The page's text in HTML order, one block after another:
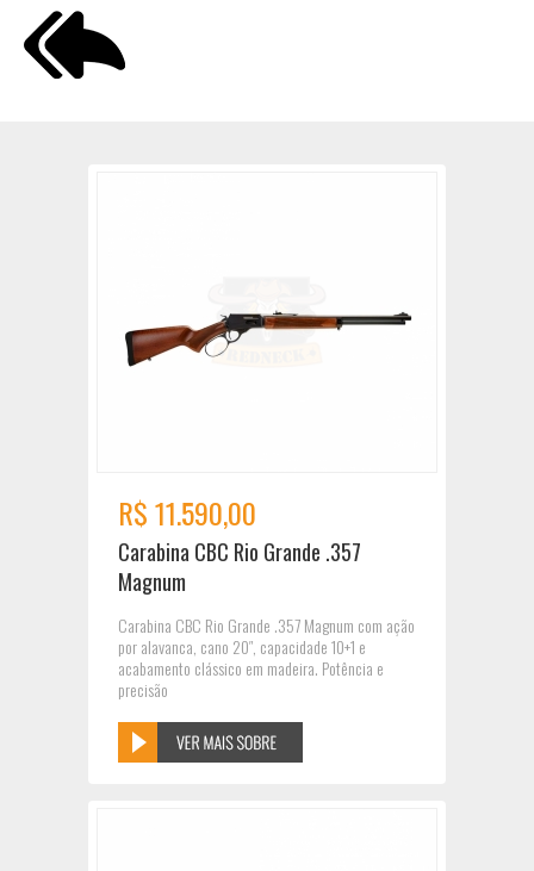
R$ 11.590,00
Carabina CBC Rio Grande .357
Magnum
Carabina CBC Rio Grande .357 Magnum com ação
por alavanca, cano 20″, capacidade 10+1 e
acabamento clássico em madeira. Potência e
precisão